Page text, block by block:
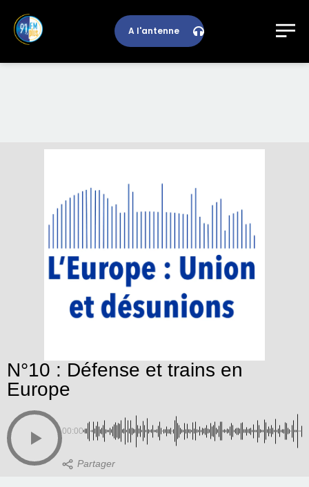
A l'antenne
N°10 : Défense et trains en
Europe
00:00